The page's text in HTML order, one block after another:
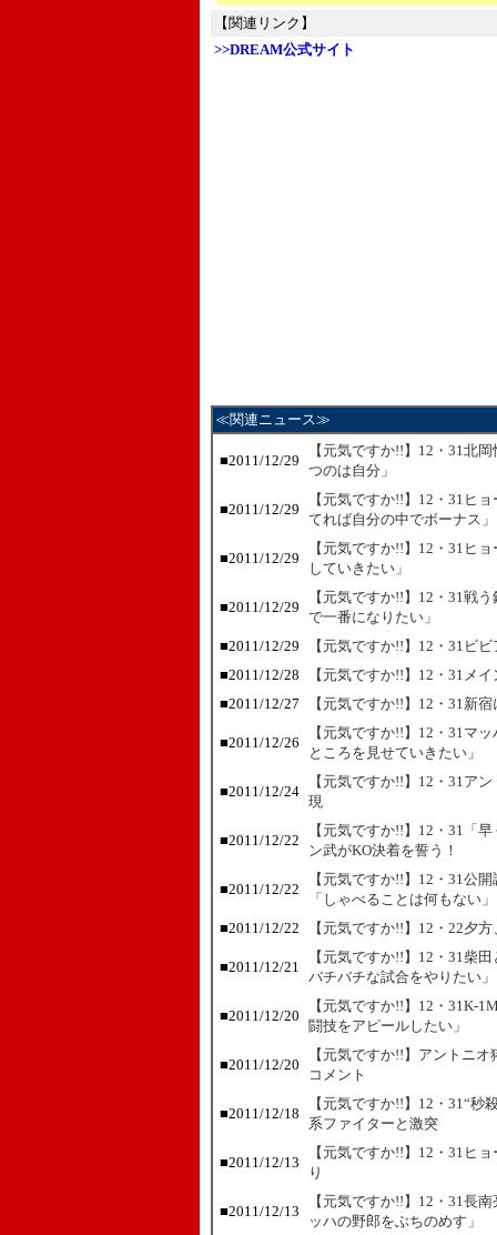
【関連リンク】
>>DREAM公式サイト
≪関連ニュース≫
■2011/12/29
【元気ですか!!】12・31北
つのは自分」
■2011/12/29
【元気ですか!!】12・31ヒ
てれば自分の中でボーナス」
■2011/12/29
【元気ですか!!】12・31ヒ
していきたい」
■2011/12/29
【元気ですか!!】12・31戦
で一番になりたい」
■2011/12/29
【元気ですか!!】12・31ビ
■2011/12/28
【元気ですか!!】12・31メ
■2011/12/27 【元気ですか!!】12・31新
■2011/12/26
【元気ですか!!】12・31マ
ところを見せていきたい」
■2011/12/24
【元気ですか!!】12・31ア
現
■2011/12/22
【元気ですか!!】12・31「
ン武がKO決着を誓う！
■2011/12/22
【元気ですか!!】12・31公
「しゃべることは何もない」
■2011/12/22 【元気ですか!!】12・22夕
■2011/12/21
【元気ですか!!】12・31柴
バチバチな試合をやりたい」
■2011/12/20
【元気ですか!!】12・31K-
闘技をアピールしたい」
■2011/12/20
【元気ですか!!】アントニ
コメント
■2011/12/18
【元気ですか!!】12・31“秒
系ファイターと激突
■2011/12/13
【元気ですか!!】12・31ヒ
り
■2011/12/13
【元気ですか!!】12・31長
ッハの野郎をぶちのめす」